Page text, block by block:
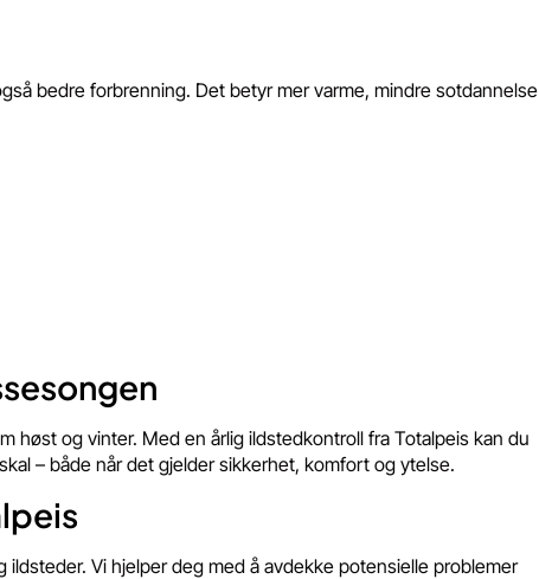
bedre forbrenning. Det betyr mer varme, mindre sotdannelse
høst og vinter. Med en årlig ildstedkontroll fra Totalpeis kan du
– både når det gjelder sikkerhet, komfort og ytelse.
Vi hjelper deg med å avdekke potensielle problemer